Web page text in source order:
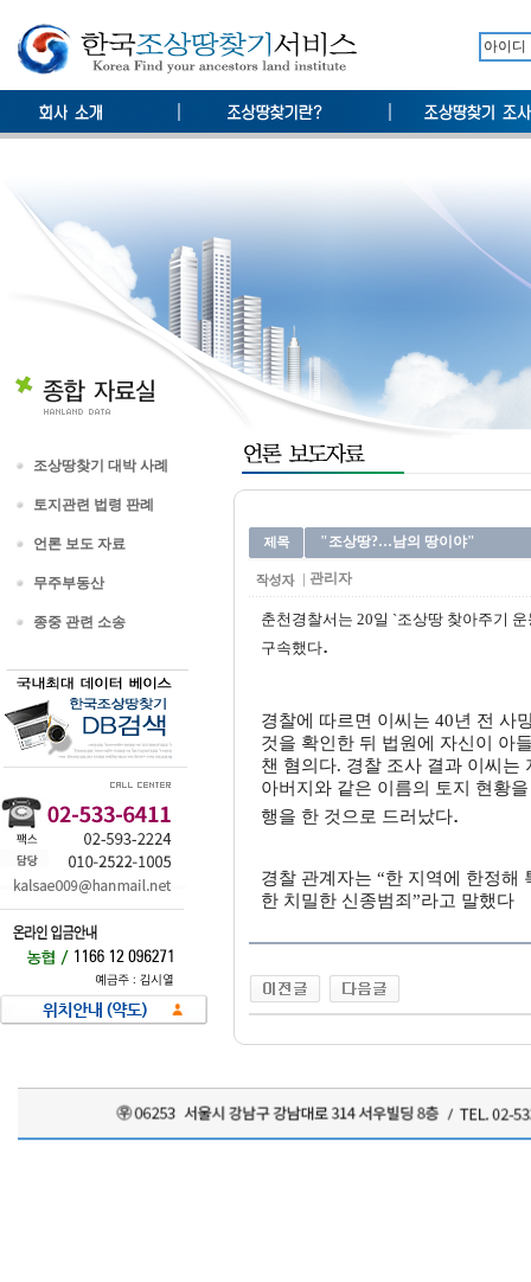
조상땅찾기 대박 사례
토지관련 법령 판례
언론 보도 자료
무주부동산
종중 관련 소송
"조상땅?…남의 땅이야"
관리자
춘천경찰서는 20일 `조상땅 찾아주기
구속했다.
경찰에 따르면 이씨는 40년 전 사
것을 확인한 뒤 법원에 자신이 아
챈 혐의다. 경찰 조사 결과 이씨는
아버지와 같은 이름의 토지 현황
행을 한 것으로 드러났다.
경찰 관계자는 “한 지역에 한정
한 치밀한 신종범죄”라고 말했다